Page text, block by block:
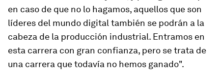
en caso de que no lo hagamos, aquellos que son
líderes del mundo digital también se podrán a la
cabeza de la producción industrial. Entramos en
esta carrera con gran confianza, pero se trata de
una carrera que todavía no hemos ganado".